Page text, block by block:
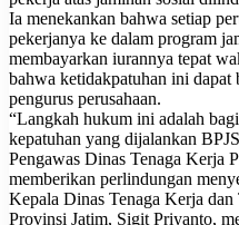
Ia menekankan bahwa setiap
pekerjanya ke dalam program
membayarkan iurannya tepat
bahwa ketidakpatuhan ini dapat
pengurus perusahaan.
“Langkah hukum ini adalah
kepatuhan yang dijalankan
Pengawas Dinas Tenaga Kerja
memberikan perlindungan
Kepala Dinas Tenaga Kerja
Provinsi Jatim, Sigit Priyanto,